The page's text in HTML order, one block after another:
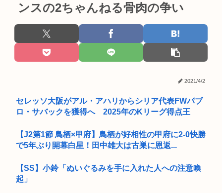
ンスの2ちゃんねる骨肉の争い
2021/4/2
セレッソ大阪がアル・アハリからシリア代表FWパブ
ロ・サバックを獲得へ 2025年のKリーグ得点王
【J2第1節 鳥栖×甲府】鳥栖が好相性の甲府に2-0快勝
で5年ぶり開幕白星！田中雄大は古巣に恩返...
【SS】小鈴「ぬいぐるみを手に入れた人への注意喚
起」